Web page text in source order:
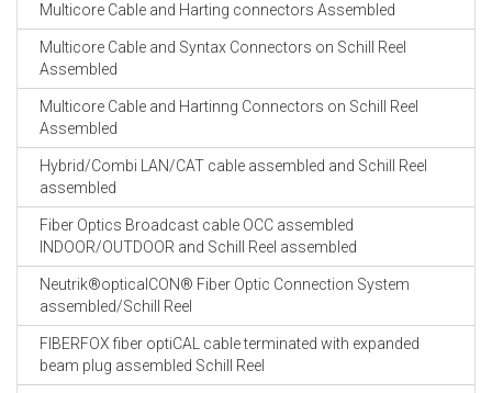
Multicore Cable and Harting connectors Assembled
Multicore Cable and Syntax Connectors on Schill Reel
Assembled
Multicore Cable and Hartinng Connectors on Schill Reel
Assembled
Hybrid/Combi LAN/CAT cable assembled and Schill Reel
assembled
Fiber Optics Broadcast cable OCC assembled
INDOOR/OUTDOOR and Schill Reel assembled
Neutrik®opticalCON® Fiber Optic Connection System
assembled/Schill Reel
FIBERFOX fiber optiCAL cable terminated with expanded
beam plug assembled Schill Reel